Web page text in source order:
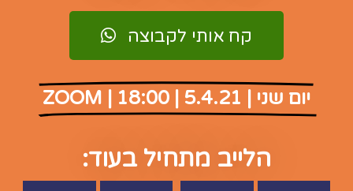
קח אותי לקבוצה
יום שני | 5.4.21 | 18:00 | ZOOM
הלייב מתחיל בעוד: